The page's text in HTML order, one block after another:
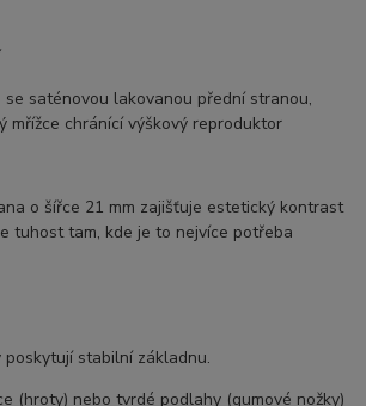
saténovou lakovanou přední stranou,
mřížce chránící výškový reproduktor
o šířce 21 mm zajišťuje estetický kontrast
tuhost tam, kde je to nejvíce potřeba
stabilní základnu.
(hroty) nebo tvrdé podlahy (gumové nožky)